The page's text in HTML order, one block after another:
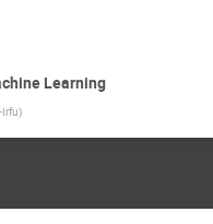
Learning
)